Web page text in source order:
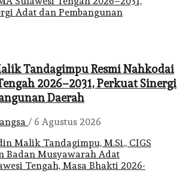
Tandagimpu Resmi Nahkodai
2026–2031, Perkuat Sinergi
Daerah
/ 6 Agustus 2026